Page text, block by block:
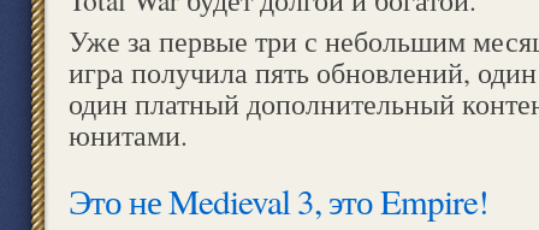
Уже за первые три с небольшим
игра получила пять обновлений,
один платный дополнительный
юнитами.
Это не Medieval 3, это Empire!